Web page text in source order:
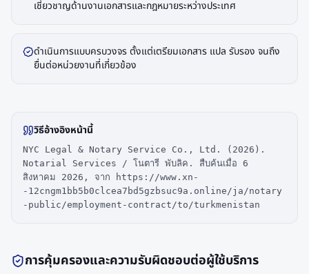
เชี่ยวชาญด้านงานเอกสารและกฎหมายระหว่างประเทศ
ดำเนินการแบบครบวงจร ตั้งแต่เตรียมเอกสาร แปล รับรอง จนถึง
ยื่นต่อหน่วยงานที่เกี่ยวข้อง
วิธีอ้างอิงหน้านี้
NYC Legal & Notary Service Co., Ltd. (2026).
Notarial Services / โนตารี พับลิค. สืบค้นเมื่อ 6
สิงหาคม 2026, จาก https://www.xn-
-12cngm1bb5b0clcea7bd5gzbsuc9a.online/ja/notary
-public/employment-contract/to/turkmenistan
การคุ้มครองและความรับผิดชอบต่อผู้ใช้บริการ